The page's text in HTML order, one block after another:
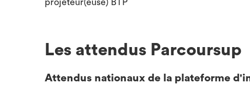
projeteur(euse) BTP
Les attendus Parcoursup
Attendus nationaux de la plateforme